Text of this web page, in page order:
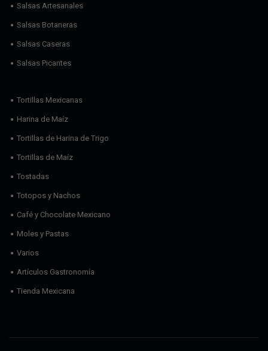
Salsas Artesanales
Salsas Botaneras
Salsas Caseras
Salsas Picantes
Tortillas Mexicanas
Harina de Maíz
Tortillas de Harina de Trigo
Tortillas de Maíz
Tostadas
Totopos y Nachos
Café y Chocolate Mexicano
Moles y Pastas
Varios
Artículos Gastronomía
Tienda Mexicana